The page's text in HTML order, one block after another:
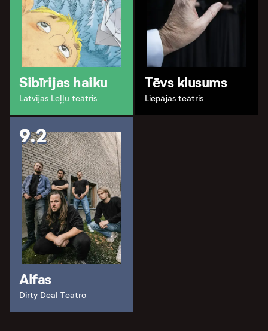
Sibīrijas haiku
Latvijas Leļļu teātris
Tēvs klusums
Liepājas teātris
9.2
Alfas
Dirty Deal Teatro